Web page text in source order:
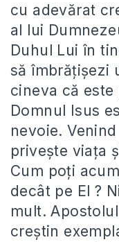
cu adevărat
al lui
Duhul Lui în
să îmbrăţişezi
cineva că
Domnul Isus
nevoie.
priveşte viaţa
Cum poţi
decât pe El ?
mult.
creştin